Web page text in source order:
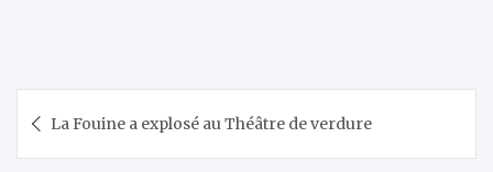
de La Fouine a explosé au Théâtre de verdure